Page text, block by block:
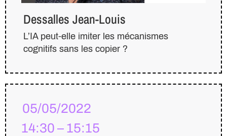
Dessalles Jean-Louis
L’IA peut-elle imiter les mécanismes
cognitifs sans les copier ?
05/05/2022
14:30 – 15:15